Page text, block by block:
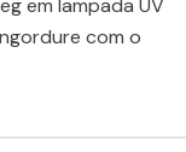
em lampada UV
com o